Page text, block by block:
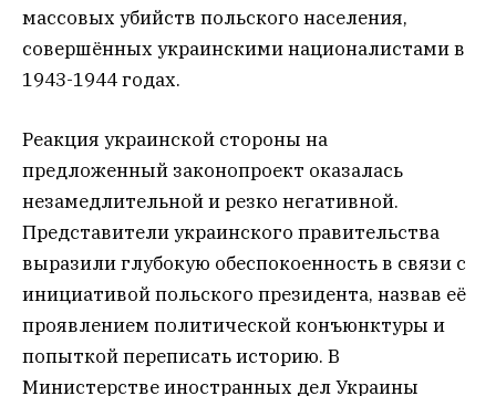
массовых убийств польского населения,
совершённых украинскими националистами в
1943-1944 годах.
Реакция украинской стороны на
предложенный законопроект оказалась
незамедлительной и резко негативной.
Представители украинского правительства
выразили глубокую обеспокоенность в связи с
инициативой польского президента, назвав её
проявлением политической конъюнктуры и
попыткой переписать историю. В
Министерстве иностранных дел Украины